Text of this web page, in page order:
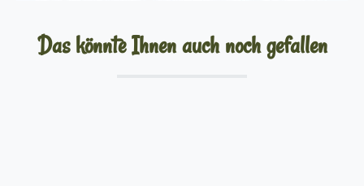
Das könnte Ihnen auch noch gefallen